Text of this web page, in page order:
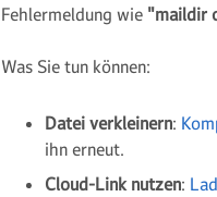
Fehlermeldung wie "maildir
Was Sie tun können:
Datei verkleinern:
ihn erneut.
Cloud-Link nutzen: